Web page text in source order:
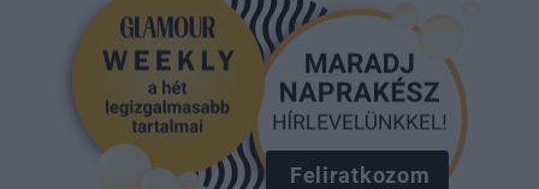
Feliratkozom